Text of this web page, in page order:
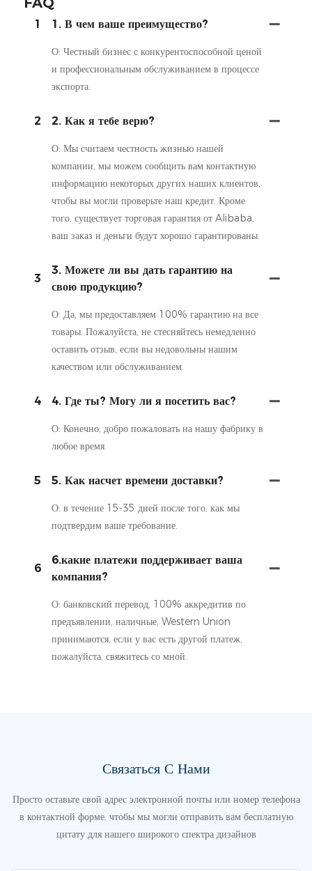
1 1. В чем ваше преимущество?
О: Честный бизнес с конкурентоспособной ценой
и профессиональным обслуживанием в процессе
экспорта.
2 2. Как я тебе верю?
О: Мы считаем честность жизнью нашей
компании, мы можем сообщить вам контактную
информацию некоторых других наших клиентов,
чтобы вы могли проверьте наш кредит. Кроме
того, существует торговая гарантия от Alibaba,
ваш заказ и деньги будут хорошо гарантированы.
3
3. Можете ли вы дать гарантию на
свою продукцию?
О: Да, мы предоставляем 100% гарантию на все
товары. Пожалуйста, не стесняйтесь немедленно
оставить отзыв, если вы недовольны нашим
качеством или обслуживанием.
4 4. Где ты? Могу ли я посетить вас?
О: Конечно, добро пожаловать на нашу фабрику в
любое время.
5 5. Как насчет времени доставки?
О: в течение 15-35 дней после того, как мы
подтвердим ваше требование.
6
6.какие платежи поддерживает ваша
компания?
О: банковский перевод, 100% аккредитив по
предъявлении, наличные, Western Union
принимаются, если у вас есть другой платеж,
пожалуйста, свяжитесь со мной.
Связаться С Нами
Просто оставьте свой адрес электронной почты или номер телефона
в контактной форме, чтобы мы могли отправить вам бесплатную
цитату для нашего широкого спектра дизайнов